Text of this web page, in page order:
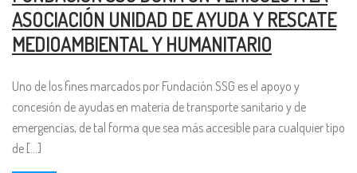
ASOCIACIÓN UNIDAD DE AYUDA Y RESCATE
MEDIOAMBIENTAL Y HUMANITARIO
Uno de los fines marcados por Fundación SSG es el apoyo y
concesión de ayudas en materia de transporte sanitario y de
emergencias, de tal forma que sea más accesible para cualquier tipo
de [...]